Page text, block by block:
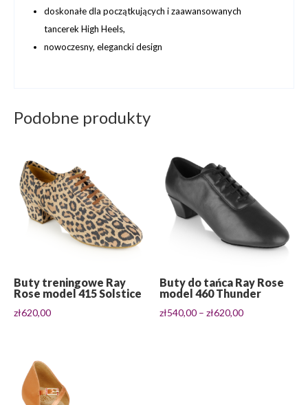
doskonałe dla początkujących i zaawansowanych
tancerek High Heels,
nowoczesny, elegancki design
Podobne produkty
Buty treningowe Ray
Rose model 415 Solstice
zł620,00
Buty do tańca Ray Rose
model 460 Thunder
zł540,00 – zł620,00Zakres